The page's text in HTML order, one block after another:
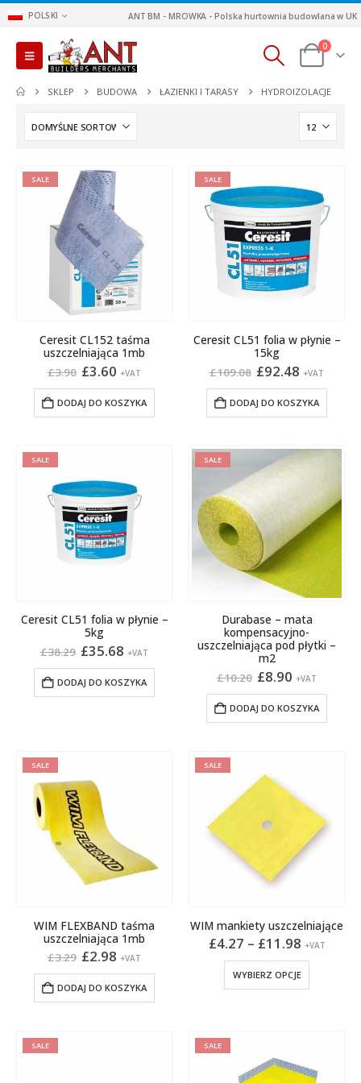
POLSKI ANT BM - MROWKA - Polska hurtownia budowlana w UK
0
SKLEP BUDOWA ŁAZIENKI I TARASY HYDROIZOLACJE
SALE
Ceresit CL152 taśma
uszczelniająca 1mb
£3.90 Pierwotna
cena
wynosiła:
£3.90.
£3.60 Aktualna
cena
wynosi:
£3.60.
+VAT
DODAJ DO KOSZYKA
SALE
Ceresit CL51 folia w płynie –
15kg
£109.08 Pierwotna
cena
wynosiła:
£109.08.
£92.48 Aktualna
cena
wynosi:
£92.48.
+VAT
DODAJ DO KOSZYKA
SALE
Ceresit CL51 folia w płynie –
5kg
£38.29 Pierwotna
wynosiła:
£38.29.
£35.68 Aktualna
wynosi:
£35.68.
+VAT
DODAJ DO KOSZYKA
SALE
Durabase – mata
kompensacyjno-
uszczelniająca pod płytki –
m2
£10.20 Pierwotna
wynosiła:
£10.20.
£8.90 Aktualna
wynosi:
£8.90.
+VAT
DODAJ DO KOSZYKA
SALE
WIM FLEXBAND taśma
uszczelniająca 1mb
£3.29 Pierwotna
wynosiła:
£3.29.
£2.98 Aktualna
wynosi:
£2.98.
+VAT
DODAJ DO KOSZYKA
SALE
WIM mankiety uszczelniające
£4.27 – £11.98Zakres
od
£4.27
do
+VAT
WYBIERZ OPCJE
produkt
można
SALE SALE